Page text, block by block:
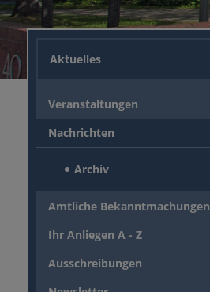
Aktuelles
Veranstaltungen
Nachrichten
Archiv
Amtliche Bekanntmachungen
Ihr Anliegen A - Z
Ausschreibungen